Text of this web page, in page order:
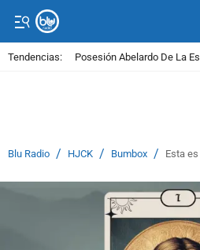
Tendencias: Posesión Abelardo De La
Blu Radio / HJCK / Bumbox / Esta